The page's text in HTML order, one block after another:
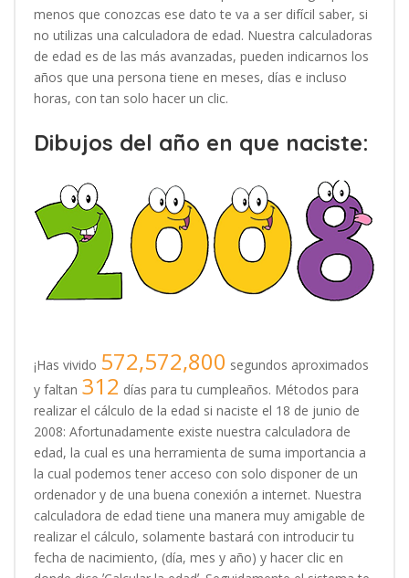
menos que conozcas ese dato te va a ser difícil saber, si
no utilizas una calculadora de edad. Nuestra calculadoras
de edad es de las más avanzadas, pueden indicarnos los
años que una persona tiene en meses, días e incluso
horas, con tan solo hacer un clic.
Dibujos del año en que naciste:
¡Has vivido 572,572,800 segundos aproximados
y faltan 312 días para tu cumpleaños. Métodos para
realizar el cálculo de la edad si naciste el 18 de junio de
2008: Afortunadamente existe nuestra calculadora de
edad, la cual es una herramienta de suma importancia a
la cual podemos tener acceso con solo disponer de un
ordenador y de una buena conexión a internet. Nuestra
calculadora de edad tiene una manera muy amigable de
realizar el cálculo, solamente bastará con introducir tu
fecha de nacimiento, (día, mes y año) y hacer clic en